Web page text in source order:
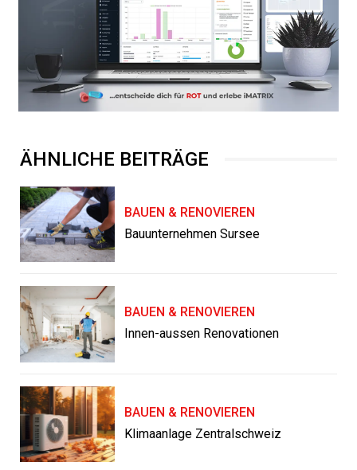
ÄHNLICHE BEITRÄGE
BAUEN & RENOVIEREN
Bauunternehmen Sursee
BAUEN & RENOVIEREN
Innen-aussen Renovationen
BAUEN & RENOVIEREN
Klimaanlage Zentralschweiz